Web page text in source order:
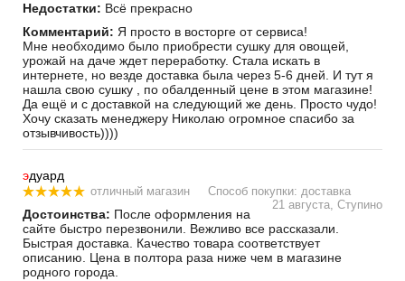
Недостатки: Всё прекрасно
Комментарий: Я просто в восторге от сервиса!
Мне необходимо было приобрести сушку для овощей,
урожай на даче ждет переработку. Стала искать в
интернете, но везде доставка была через 5-6 дней. И тут я
нашла свою сушку , по обалденный цене в этом магазине!
Да ещё и с доставкой на следующий же день. Просто чудо!
Хочу сказать менеджеру Николаю огромное спасибо за
отзывчивость))))
эдуард
отличный магазин
Способ покупки: доставка
21 августа, Ступино
Достоинства: После оформления на
сайте быстро перезвонили. Вежливо все рассказали.
Быстрая доставка. Качество товара соответствует
описанию. Цена в полтора раза ниже чем в магазине
родного города.